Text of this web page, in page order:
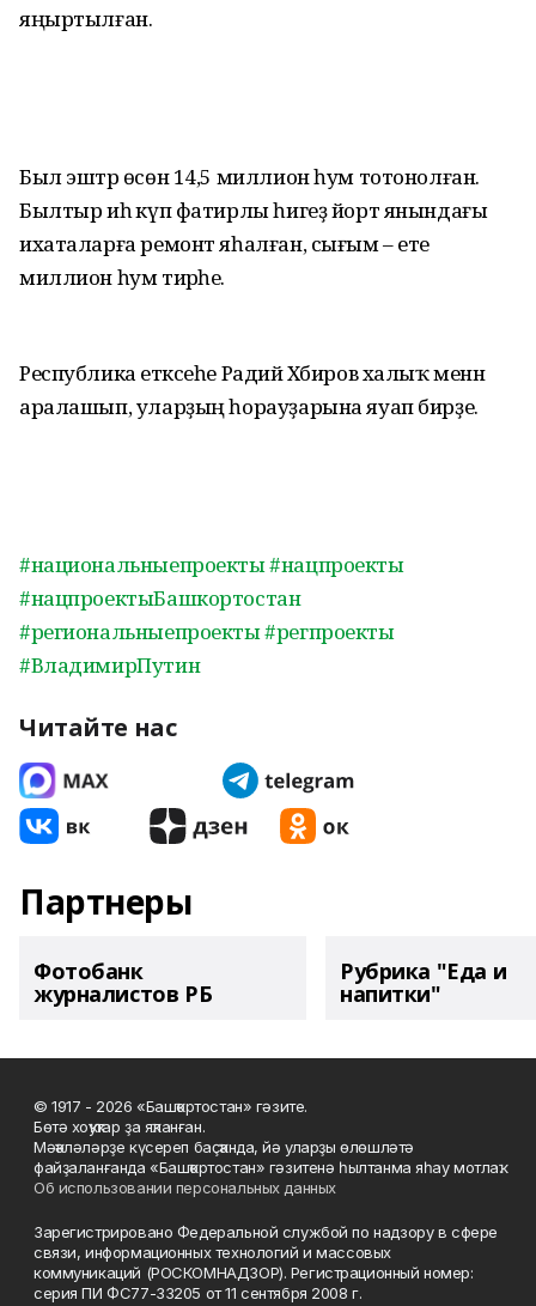
яңыртылған.
Был эштәр өсөн 14,5 миллион һум тотонолған.
Былтыр иһә күп фатирлы һигеҙ йорт янындағы
ихаталарға ремонт яһалған, сығым – ете
миллион һум тирәһе.
Республика етәксеһе Радий Хәбиров халыҡ менән
аралашып, уларҙың һорауҙарына яуап бирҙе.
#национальныепроекты#нацпроекты
#нацпроектыБашкортостан
#региональныепроекты#регпроекты
#ВладимирПутин
Читайте нас
Партнеры
Фотобанк
журналистов РБ
Рубрика "Еда и
напитки"
© 1917 - 2026 «Башҡортостан» гәзите.
Бөтә хоҡуҡтар ҙа яҡланған.
Мәҡәләләрҙе күсереп баҫҡанда, йә уларҙы өлөшләтә
файҙаланғанда «Башҡортостан» гәзитенә һылтанма яһау мотлаҡ.
Об использовании персональных данных
Зарегистрировано Федеральной службой по надзору в сфере
связи, информационных технологий и массовых
коммуникаций (РОСКОМНАДЗОР). Регистрационный номер:
серия ПИ ФС77-33205 от 11 сентября 2008 г.